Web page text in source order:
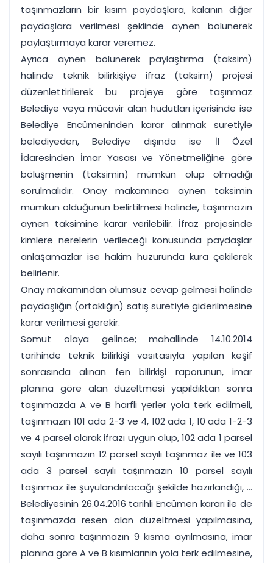
taşınmazların bir kısım paydaşlara, kalanın diğer
paydaşlara verilmesi şeklinde aynen bölünerek
paylaştırmaya karar veremez.
Ayrıca aynen bölünerek paylaştırma (taksim)
halinde teknik bilirkişiye ifraz (taksim) projesi
düzenlettirilerek bu projeye göre taşınmaz
Belediye veya mücavir alan hudutları içerisinde ise
Belediye Encümeninden karar alınmak suretiyle
belediyeden, Belediye dışında ise İl Özel
İdaresinden İmar Yasası ve Yönetmeliğine göre
bölüşmenin (taksimin) mümkün olup olmadığı
sorulmalıdır. Onay makamınca aynen taksimin
mümkün olduğunun belirtilmesi halinde, taşınmazın
aynen taksimine karar verilebilir. İfraz projesinde
kimlere nerelerin verileceği konusunda paydaşlar
anlaşamazlar ise hakim huzurunda kura çekilerek
belirlenir.
Onay makamından olumsuz cevap gelmesi halinde
paydaşlığın (ortaklığın) satış suretiyle giderilmesine
karar verilmesi gerekir.
Somut olaya gelince; mahallinde 14.10.2014
tarihinde teknik bilirkişi vasıtasıyla yapılan keşif
sonrasında alınan fen bilirkişi raporunun, imar
planına göre alan düzeltmesi yapıldıktan sonra
taşınmazda A ve B harfli yerler yola terk edilmeli,
taşınmazın 101 ada 2-3 ve 4, 102 ada 1, 10 ada 1-2-3
ve 4 parsel olarak ifrazı uygun olup, 102 ada 1 parsel
sayılı taşınmazın 12 parsel sayılı taşınmaz ile ve 103
ada 3 parsel sayılı taşınmazın 10 parsel sayılı
taşınmaz ile şuyulandırılacağı şekilde hazırlandığı, ...
Belediyesinin 26.04.2016 tarihli Encümen kararı ile de
taşınmazda resen alan düzeltmesi yapılmasına,
daha sonra taşınmazın 9 kısma ayrılmasına, imar
planına göre A ve B kısımlarının yola terk edilmesine,